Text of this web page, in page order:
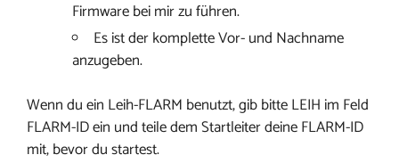
Firmware bei mir zu führen.
Es ist der komplette Vor- und Nachname
anzugeben.
Wenn du ein Leih-FLARM benutzt, gib bitte LEIH im Feld
FLARM-ID ein und teile dem Startleiter deine FLARM-ID
mit, bevor du startest.